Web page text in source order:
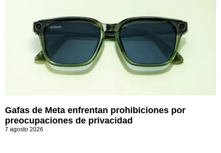
Gafas de Meta enfrentan prohibiciones por
preocupaciones de privacidad
7 agosto 2026